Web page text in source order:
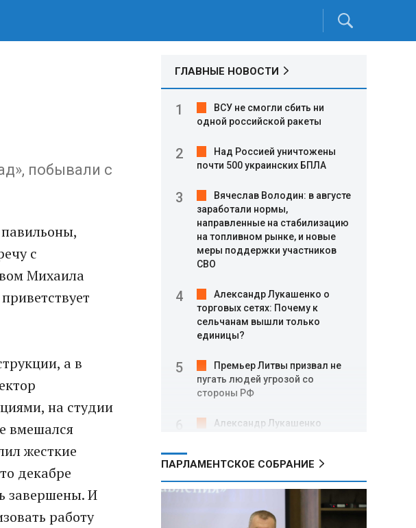
побывали с
с
Михаила
а в
на студии
вмешался
жесткие
декабре
завершены. И
работу
ГЛАВНЫЕ НОВОСТИ
ВСУ не смогли сбить ни
одной российской ракеты
Над Россией уничтожены
почти 500 украинских БПЛА
Вячеслав Володин: в августе
заработали нормы,
направленные на стабилизацию
на топливном рынке, и новые
меры поддержки участников
СВО
Александр Лукашенко о
торговых сетях: Почему к
сельчанам вышли только
единицы?
Премьер Литвы призвал не
пугать людей угрозой со
стороны РФ
Александр Лукашенко
НАТО
В Белгородской области при
новых атаках ВСУ пострадали
еще четыре человека
ПАРЛАМЕНТСКОЕ СОБРАНИЕ